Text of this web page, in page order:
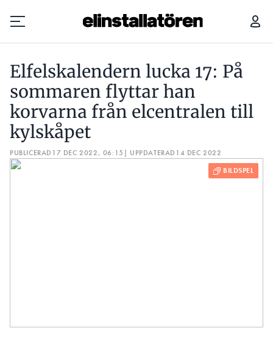
Prenumerera
Hantera prenumeration
Lediga jobb
Annonsera
Elfelskalendern lucka 17: På
sommaren flyttar han
korvarna från elcentralen till
kylskåpet
PUBLICERAD 17 DEC 2022, 06:15 | UPPDATERAD 14 DEC 2022